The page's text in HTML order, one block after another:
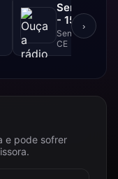
Sertão
- 1570 AM
Senador
CE
›
e pode sofrer